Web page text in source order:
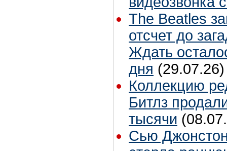
The Beatles
отсчет до
Ждать
дня (29.07.26)
Коллекцию
Битлз
тысячи
Сью